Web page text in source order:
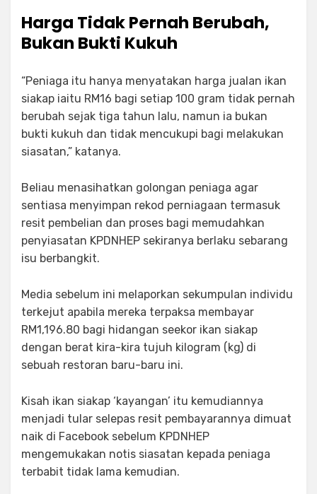
Harga Tidak Pernah Berubah,
Bukan Bukti Kukuh
“Peniaga itu hanya menyatakan harga jualan ikan
siakap iaitu RM16 bagi setiap 100 gram tidak pernah
berubah sejak tiga tahun lalu, namun ia bukan
bukti kukuh dan tidak mencukupi bagi melakukan
siasatan,” katanya.
Beliau menasihatkan golongan peniaga agar
sentiasa menyimpan rekod perniagaan termasuk
resit pembelian dan proses bagi memudahkan
penyiasatan KPDNHEP sekiranya berlaku sebarang
isu berbangkit.
Media sebelum ini melaporkan sekumpulan individu
terkejut apabila mereka terpaksa membayar
RM1,196.80 bagi hidangan seekor ikan siakap
dengan berat kira-kira tujuh kilogram (kg) di
sebuah restoran baru-baru ini.
Kisah ikan siakap ‘kayangan’ itu kemudiannya
menjadi tular selepas resit pembayarannya dimuat
naik di Facebook sebelum KPDNHEP
mengemukakan notis siasatan kepada peniaga
terbabit tidak lama kemudian.